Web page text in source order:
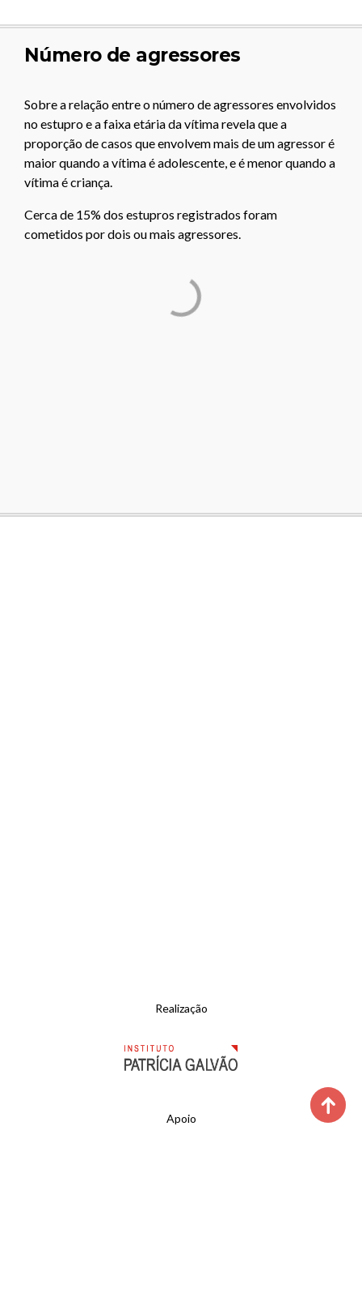
Número de agressores
Sobre a relação entre o número de agressores envolvidos
no estupro e a faixa etária da vítima revela que a
proporção de casos que envolvem mais de um agressor é
maior quando a vítima é adolescente, e é menor quando a
vítima é criança.
Cerca de 15% dos estupros registrados foram
cometidos por dois ou mais agressores.
Realização
Apoio